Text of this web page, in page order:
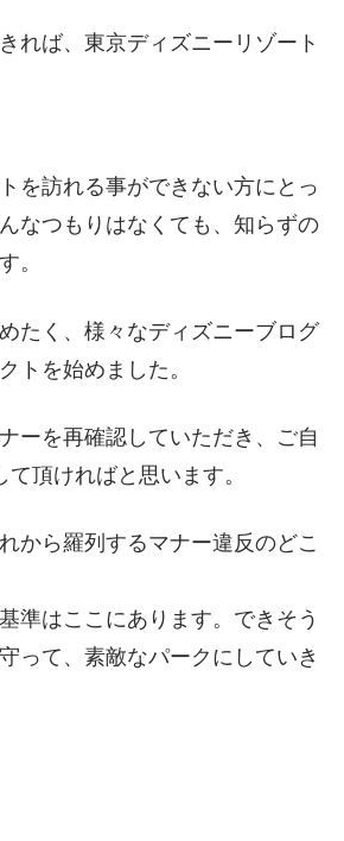
れば、東京ディズニーリゾート
を訪れる事ができない方にとっ
なつもりはなくても、知らずの
。
たく、様々なディズニーブログ
トを始めました。
ーを再確認していただき、ご自
頂ければと思います。
から羅列するマナー違反のどこ
準はここにあります。できそう
って、素敵なパークにしていき